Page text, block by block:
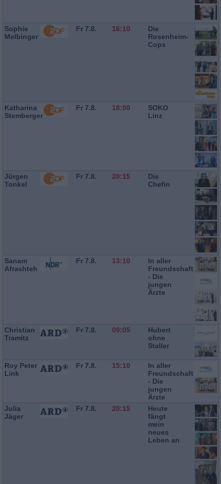
Sophie
Melbinger
Fr 7.8. 16:10
Die
Rosenheim-
Cops
Katharina
Stemberger
Fr 7.8. 18:00
SOKO
Linz
Jürgen
Tonkel
Fr 7.8. 20:15
Die
Chefin
Sanam
Afrashteh
Fr 7.8. 13:10
In aller
Freundschaft
- Die
jungen
Ärzte
Christian
Tramitz
Fr 7.8. 09:05
Hubert
ohne
Staller
Roy Peter
Link
Fr 7.8. 15:10
In aller
Freundschaft
- Die
jungen
Ärzte
Julia
Jäger
Fr 7.8. 20:15
Heute
fängt
mein
neues
Leben an